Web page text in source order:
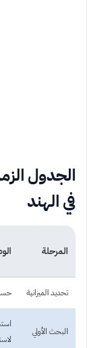
الجدول
في الهند
المرحلة
تحديد الميزانية
البحث الأولي